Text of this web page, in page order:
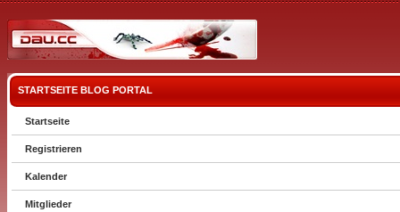
STARTSEITE BLOG PORTAL
Startseite
Registrieren
Kalender
Mitglieder